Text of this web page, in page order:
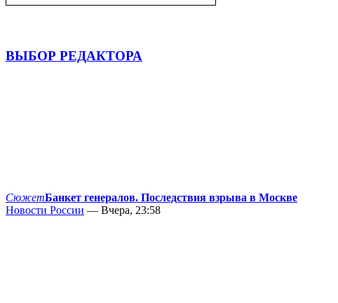
ВЫБОР РЕДАКТОРА
СюжетБанкет генералов. Последствия взрыва в Москве
Новости России — Вчера, 23:58